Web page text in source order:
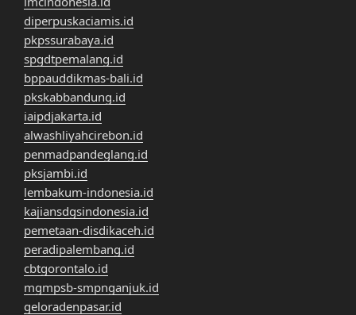
diperpuskaciamis.id
pkpssurabaya.id
spgdtpemalang.id
bppauddikmas-bali.id
pkskabbandung.id
iaipdjakarta.id
alwashliyahcirebon.id
penmadpandeglang.id
pksjambi.id
lembakum-indonesia.id
kajiansdgsindonesia.id
pemetaan-disdikaceh.id
peradipalembang.id
cbtgorontalo.id
mgmpsb-smpnganjuk.id
geloradenpasar.id